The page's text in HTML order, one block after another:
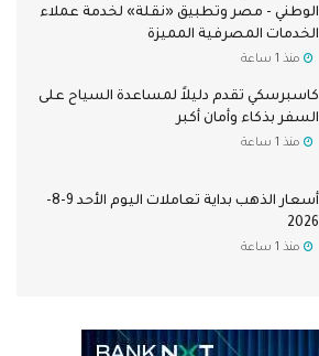
الوطني - مصر وتطبيق «نقلة» لخدمة عملاء
الخدمات المصرفية المميزة
منذ 1 ساعة
كاسبرسكي تقدم دليلاً لمساعدة السياح على
السفر بذكاء وأمان أكبر
منذ 1 ساعة
أسعار الذهب بداية تعاملات اليوم الأحد 9-8-
2026
منذ 1 ساعة